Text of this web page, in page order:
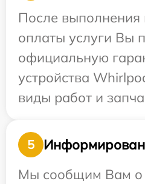
После выполнения
оплаты услуги Вы
официальную
устройства
виды работ и
5
Мы сообщим Вам о